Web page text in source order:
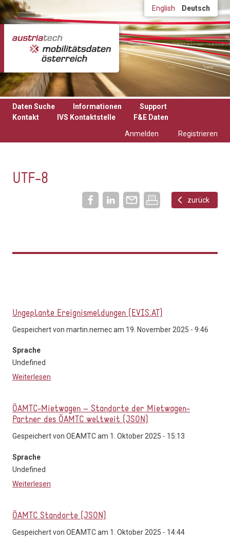
Direkt zum Inhalt English Deutsch
Daten Suche Informationen
Support
Kontakt
IVS Kontaktstelle
F&E Daten
Anmelden
Registrieren
UTF-8
zurück
Ungeplante Ereignismeldungen (EVIS.AT)
Gespeichert von martin.nemecam 19. November 2025 - 9:46
Sprache
Undefined
Weiterlesen
ÖAMTC-Mietwagen – Standorte der Mietwagen-
Partner des ÖAMTC weltweit (JSON)
Gespeichert von OEAMTCam 1. Oktober 2025 - 15:13
Sprache
Undefined
Weiterlesen
ÖAMTC Standorte (JSON)
Gespeichert von OEAMTCam 1. Oktober 2025 - 14:44